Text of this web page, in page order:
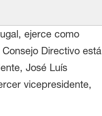
ejerce como
Directivo está
José Luís
vicepresidente,